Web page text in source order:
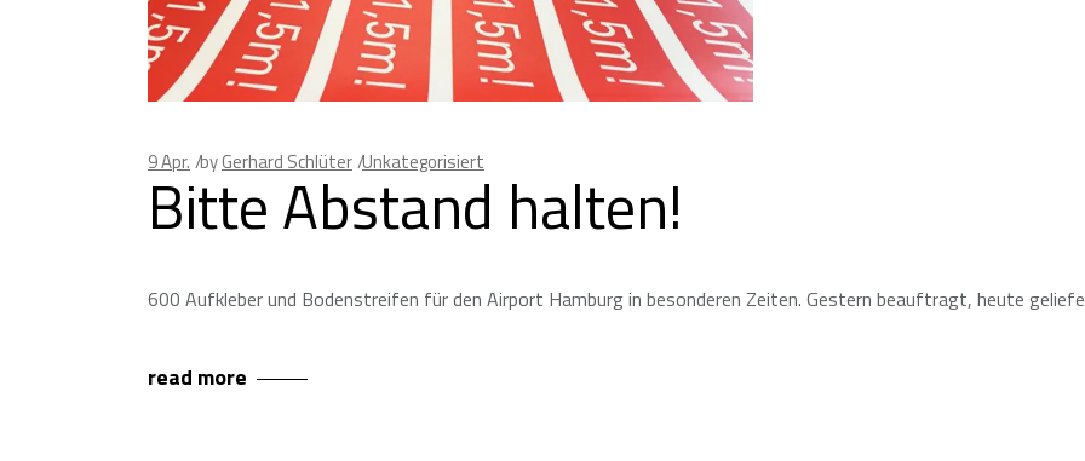
9Apr. byGerhard Schlüter Unkategorisiert
Bitte Abstand halten!
600 Aufkleber und Bodenstreifen für den Airport Hamburg in besonderen Zeiten. Gestern beauftragt, heute
read more